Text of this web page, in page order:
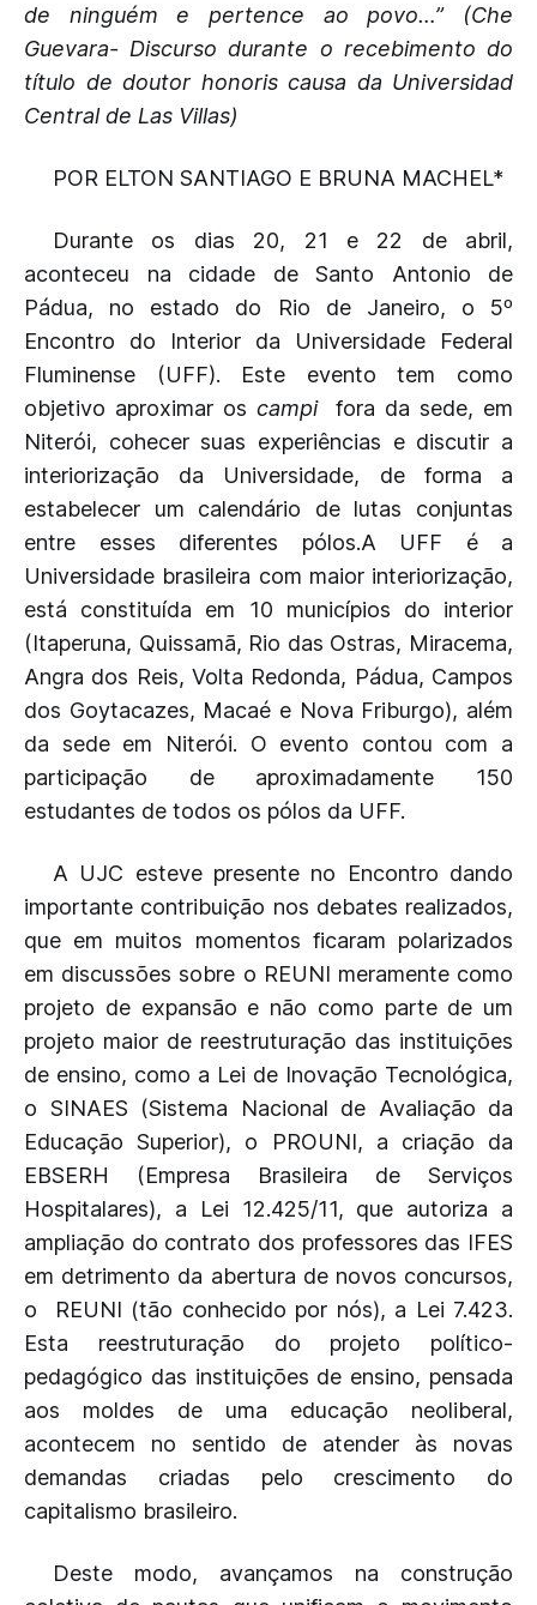
de ninguém e pertence ao povo…” (Che
Guevara- Discurso durante o recebimento do
título de doutor honoris causa da Universidad
Central de Las Villas)
POR ELTON SANTIAGO E BRUNA MACHEL*
Durante os dias 20, 21 e 22 de abril,
aconteceu na cidade de Santo Antonio de
Pádua, no estado do Rio de Janeiro, o 5º
Encontro do Interior da Universidade Federal
Fluminense (UFF). Este evento tem como
objetivo aproximar os campi
fora da sede, em
Niterói, cohecer suas experiências e discutir a
interiorização da Universidade, de forma a
estabelecer um calendário de lutas conjuntas
entre esses diferentes pólos.A UFF é a
Universidade brasileira com maior interiorização,
está constituída em 10 municípios do interior
(Itaperuna, Quissamã, Rio das Ostras, Miracema,
Angra dos Reis, Volta Redonda, Pádua, Campos
dos Goytacazes, Macaé e Nova Friburgo), além
da sede em Niterói. O evento contou com a
participação de aproximadamente 150
estudantes de todos os pólos da UFF.
A UJC esteve presente no Encontro dando
importante contribuição nos debates realizados,
que em muitos momentos ficaram polarizados
em discussões sobre o REUNI meramente como
projeto de expansão e não como parte de um
projeto maior de reestruturação das instituições
de ensino, como a Lei de Inovação Tecnológica,
o SINAES (Sistema Nacional de Avaliação da
Educação Superior), o PROUNI, a criação da
EBSERH (Empresa Brasileira de Serviços
Hospitalares), a Lei 12.425/11, que autoriza a
ampliação do contrato dos professores das IFES
em detrimento da abertura de novos concursos,
o REUNI (tão conhecido por nós), a Lei 7.423.
Esta reestruturação do projeto político-
pedagógico das instituições de ensino, pensada
aos moldes de uma educação neoliberal,
acontecem no sentido de atender às novas
demandas criadas pelo crescimento do
capitalismo brasileiro.
Deste modo, avançamos na construção